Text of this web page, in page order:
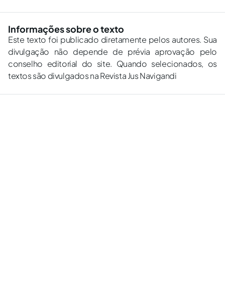
Informações sobre o texto
Este texto foi publicado diretamente pelos autores. Sua
divulgação não depende de prévia aprovação pelo
conselho editorial do site. Quando selecionados, os
textos são divulgados na Revista Jus Navigandi